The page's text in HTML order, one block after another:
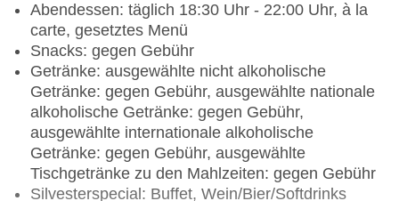
Abendessen: täglich 18:30 Uhr - 22:00 Uhr, à la
carte, gesetztes Menü
Snacks: gegen Gebühr
Getränke: ausgewählte nicht alkoholische
Getränke: gegen Gebühr, ausgewählte nationale
alkoholische Getränke: gegen Gebühr,
ausgewählte internationale alkoholische
Getränke: gegen Gebühr, ausgewählte
Tischgetränke zu den Mahlzeiten: gegen Gebühr
Silvesterspecial: Buffet, Wein/Bier/Softdrinks